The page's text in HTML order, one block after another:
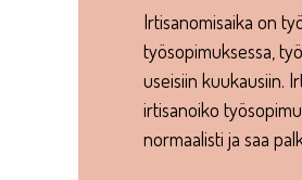
Irtisanomisaika on
työsopimuksessa,
useisiin kuukausiin.
irtisanoiko
normaalisti ja saa